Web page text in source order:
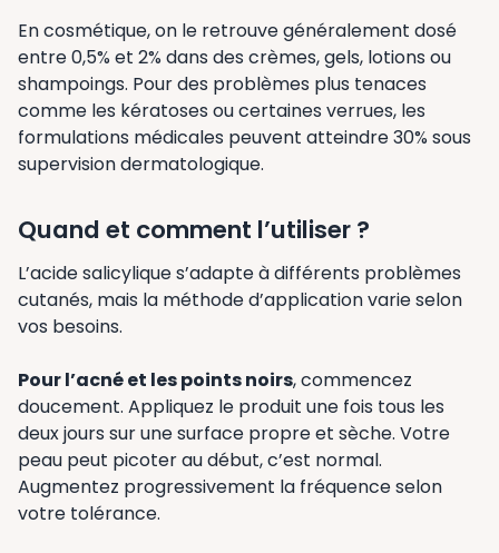
En cosmétique, on le retrouve généralement dosé
entre 0,5% et 2% dans des crèmes, gels, lotions ou
shampoings. Pour des problèmes plus tenaces
comme les kératoses ou certaines verrues, les
formulations médicales peuvent atteindre 30% sous
supervision dermatologique.
Quand et comment l’utiliser ?
L’acide salicylique s’adapte à différents problèmes
cutanés, mais la méthode d’application varie selon
vos besoins.
Pour l’acné et les points noirs, commencez
doucement. Appliquez le produit une fois tous les
deux jours sur une surface propre et sèche. Votre
peau peut picoter au début, c’est normal.
Augmentez progressivement la fréquence selon
votre tolérance.